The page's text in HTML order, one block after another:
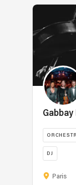
DJ
Live
Paris